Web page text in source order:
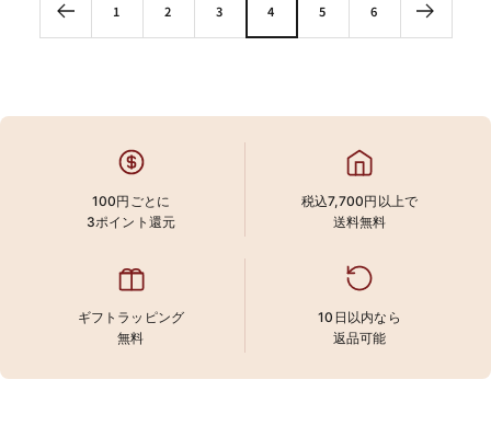
格
格
1 2 3 4 5 6
100円ごとに
3ポイント還元
税込7,700円以上で
送料無料
ギフトラッピング
無料
10日以内なら
返品可能